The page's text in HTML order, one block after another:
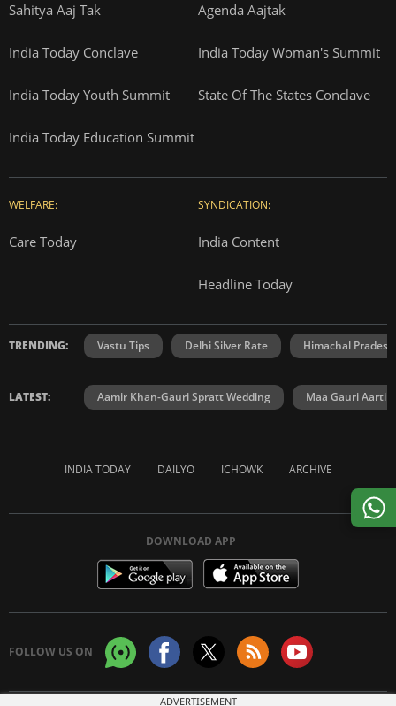
Sahitya Aaj Tak Agenda Aajtak
India Today Conclave India Today Woman's Summit
India Today Youth Summit State Of The States Conclave
India Today Education Summit
WELFARE:
Care Today
SYNDICATION:
India Content
Headline Today
TRENDING: Vastu Tips Delhi Silver Rate Himachal
LATEST: Aamir Khan-Gauri Spratt Wedding Maa Gauri Aarti
INDIA TODAY DAILYO ICHOWK ARCHIVE
DOWNLOAD APP
FOLLOW US ON
ADVERTISEMENT